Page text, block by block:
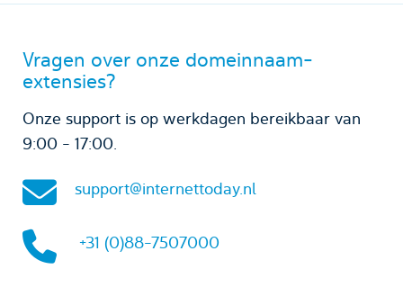
Vragen over onze domeinnaam-
extensies?
Onze support is op werkdagen bereikbaar van
9:00 - 17:00.
support@internettoday.nl
+31 (0)88-7507000